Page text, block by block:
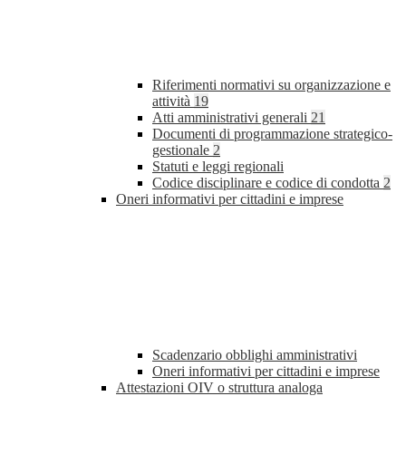
Riferimenti normativi su organizzazione e
attività 19
Atti amministrativi generali 21
Documenti di programmazione strategico-
gestionale 2
Statuti e leggi regionali
Codice disciplinare e codice di condotta 2
Oneri informativi per cittadini e imprese
Scadenzario obblighi amministrativi
Oneri informativi per cittadini e imprese
Attestazioni OIV o struttura analoga